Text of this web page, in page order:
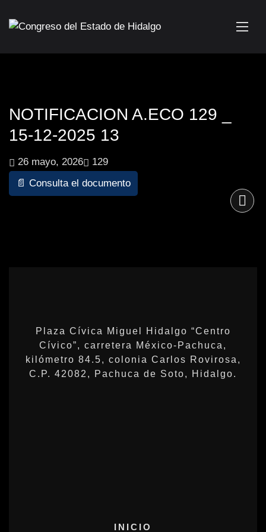
NOTIFICACION A.ECO 129 _
15-12-2025 13
26 mayo, 2026
129
📄 Consulta el documento
Plaza Cívica Miguel Hidalgo “Centro
Cívico”, carretera México-Pachuca,
kilómetro 84.5, colonia Carlos Rovirosa,
C.P. 42082, Pachuca de Soto, Hidalgo.
INICIO